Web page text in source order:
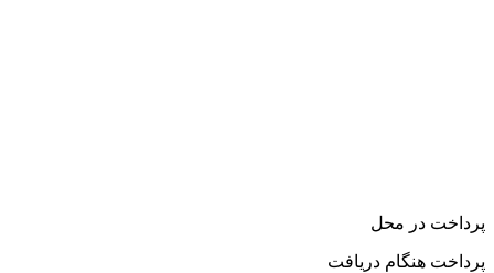
پرداخت در محل
پرداخت هنگام دریافت